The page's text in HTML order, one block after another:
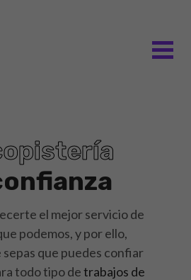
el mejor servicio de
podemos, y por ello,
que puedes confiar
todo tipo detrabajos de